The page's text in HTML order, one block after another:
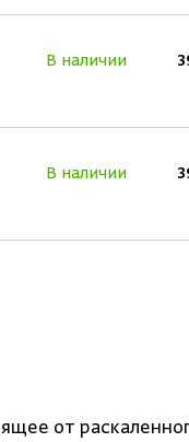
В наличии
В наличии
от